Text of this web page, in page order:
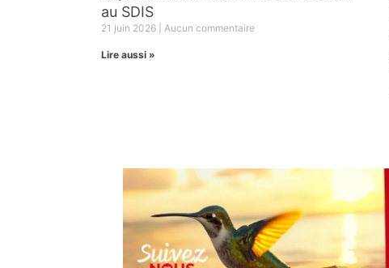
au SDIS
21 juin 2026 Aucun commentaire
Lire aussi »